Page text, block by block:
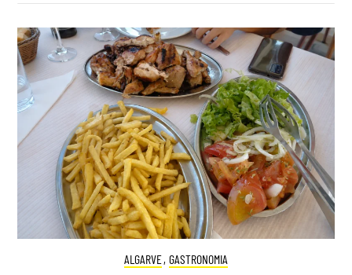
ALGARVE, GASTRONOMIA